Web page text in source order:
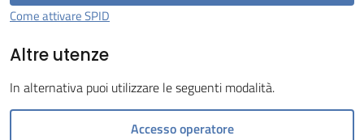
on-
Come attivare SPID
Altre utenze
In alternativa puoi utilizzare le seguenti modalità.
Accesso operatore